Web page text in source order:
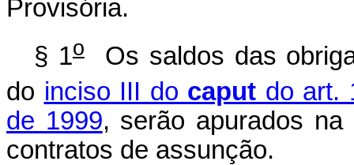
Provisória.
§ 1oOs saldos das
do inciso III do caput do art.
de 1999, serão apurados
contratos de assunção.